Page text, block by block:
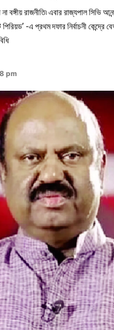
রাজনীতি৷ এবার রাজ্যপাল সিভি
-এ প্রথম দফার নির্বাচনী কেন্দ্রে
pm